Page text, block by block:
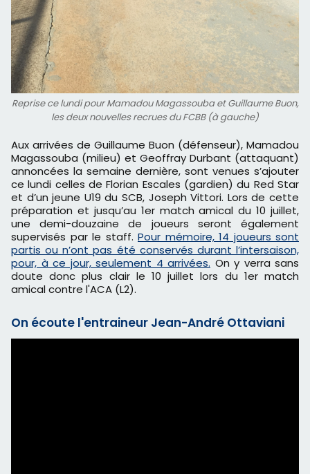
Reprise ce lundi pour Mamadou Magassouba et Guillaume Buon,
les deux nouvelles recrues du FCBB (à gauche)
Aux arrivées de Guillaume Buon (défenseur), Mamadou
Magassouba (milieu) et Geoffray Durbant (attaquant)
annoncées la semaine dernière, sont venues s’ajouter
ce lundi celles de Florian Escales (gardien) du Red Star
et d’un jeune U19 du SCB, Joseph Vittori. Lors de cette
préparation et jusqu’au 1er match amical du 10 juillet,
une demi-douzaine de joueurs seront également
supervisés par le staff. Pour mémoire, 14 joueurs sont
partis ou n’ont pas été conservés durant l’intersaison,
pour, à ce jour, seulement 4 arrivées. On y verra sans
doute donc plus clair le 10 juillet lors du 1er match
amical contre l'ACA (L2).
On écoute l'entraineur Jean-André Ottaviani